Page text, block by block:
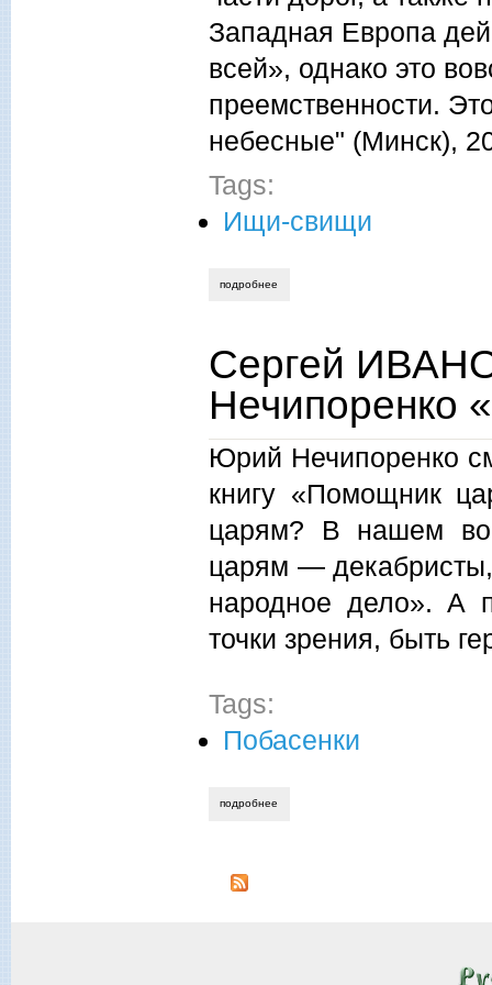
Западная Европа
всей», однако это
преемственности.
небесные" (Минск),
Tags:
Ищи-свищи
подробнее
Сергей
Нечипоренко
Юрий Нечипоренко
книгу «Помощник
царям? В нашем
царям —
народное дело». А
точки зрения, быть
Tags:
Побасенки
подробнее